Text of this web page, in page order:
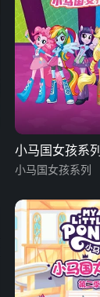
小马国女孩系列
小马国女孩系列